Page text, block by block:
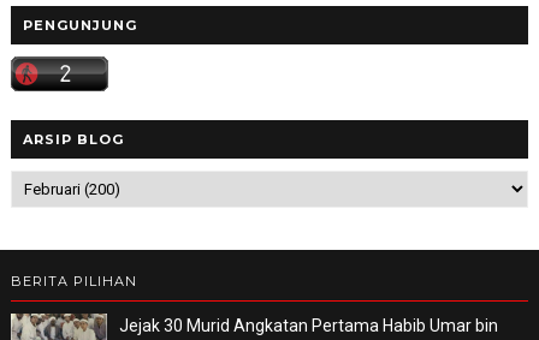
PENGUNJUNG
ARSIP BLOG
BERITA PILIHAN
Jejak 30 Murid Angkatan Pertama Habib Umar bin